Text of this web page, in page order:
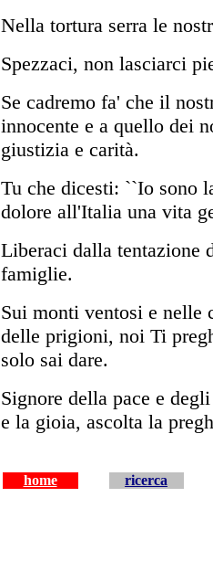
Nella tortura serra le
Spezzaci, non lasciarci
Se cadremo fa' che il
innocente e a quello dei
giustizia e carità.
Tu che dicesti: ``Io sono
dolore all'Italia una vita
Liberaci dalla tentazione
famiglie.
Sui monti ventosi e nelle
delle prigioni, noi Ti
solo sai dare.
Signore della pace e
e la gioia, ascolta la
home ricerca